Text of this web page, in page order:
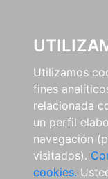
Utilizamos
fines
relacionada
un perfil
navegación
visitados).
cookies.